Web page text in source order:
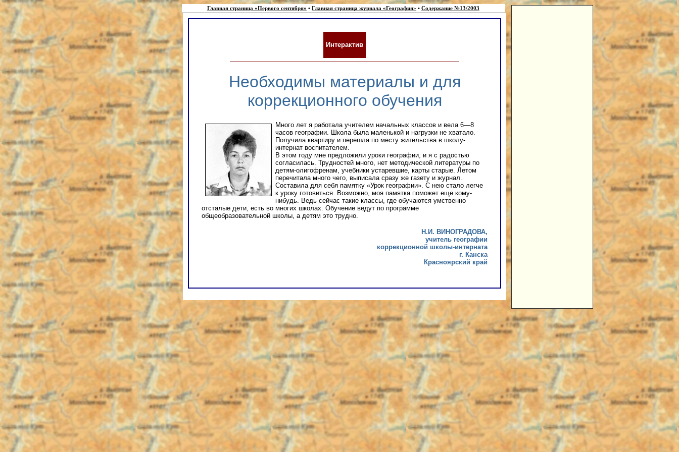
Главная страница «Первого сентября» • Главная страница журнала «География» • Содержание №13/2003
Интерактив
Необходимы материалы и для
коррекционного обучения
Много лет я работала учителем начальных классов и вела 6—8
часов географии. Школа была маленькой и нагрузки не хватало.
Получила квартиру и перешла по месту жительства в школу-
интернат воспитателем.
В этом году мне предложили уроки географии, и я с радостью
согласилась. Трудностей много, нет методической литературы по
детям-олигофренам, учебники устаревшие, карты старые. Летом
перечитала много чего, выписала сразу же газету и журнал.
Составила для себя памятку «Урок географии». С нею стало легче
к уроку готовиться. Возможно, моя памятка поможет еще кому-
нибудь. Ведь сейчас такие классы, где обучаются умственно
отсталые дети, есть во многих школах. Обучение ведут по программе
общеобразовательной школы, а детям это трудно.
Н.И. ВИНОГРАДОВА,
учитель географии
коррекционной школы-интерната
г. Канска
Красноярский край